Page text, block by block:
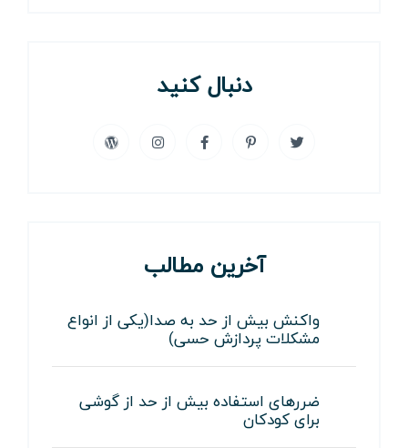
دنبال کنید
آخرین مطالب
واکنش بیش از حد به صدا(یکی از انواع
مشکلات پردازش حسی)
ضررهای استفاده بیش از حد از گوشی
برای کودکان